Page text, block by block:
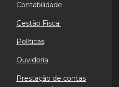
Contabilidade
Gestão Fiscal
Políticas
Ouvidoria
Prestação de contas